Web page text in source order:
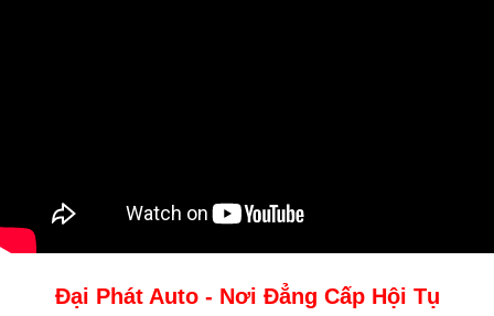
Đại Phát Auto - Nơi Đẳng Cấp Hội Tụ